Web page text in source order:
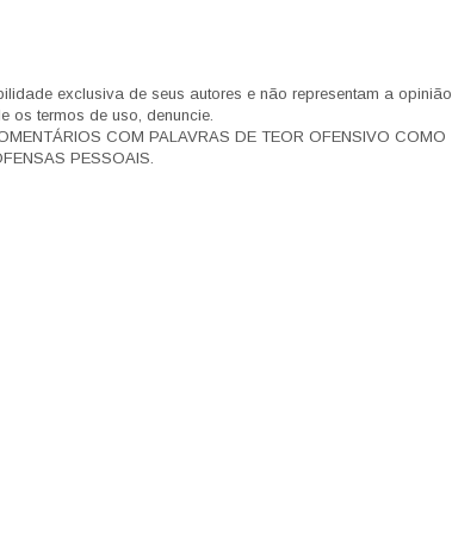
exclusiva de seus autores e não representam a opinião
os termos de uso, denuncie.
COM PALAVRAS DE TEOR OFENSIVO COMO
PESSOAIS.